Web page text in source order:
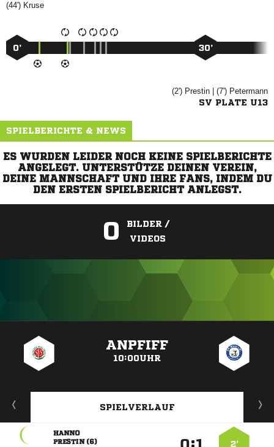
(44') 
0’ 30’
(2')  | (7') 
SV PLATE U13
SPIELBERICHTE & NEWS
ES WURDEN LEIDER NOCH KEINE SPIELBERICHTE
ANGELEGT. UNTERSTÜTZE DEINEN VEREIN,
DEINE MANNSCHAFT UND IHRE FANS, INDEM DU
DEN ERSTEN SPIELBERICHT ANLEGST.
0
BILDER /
VIDEOS
ANPFIFF
10:00UHR
SPIELVERLAUF
2’
:

 